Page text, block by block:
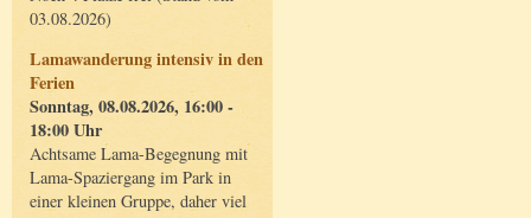
03.08.2026)
Lamawanderung intensiv in den
Ferien
Sonntag, 08.08.2026, 16:00 -
18:00 Uhr
Achtsame Lama-Begegnung mit
Lama-Spaziergang im Park in
einer kleinen Gruppe, daher viel